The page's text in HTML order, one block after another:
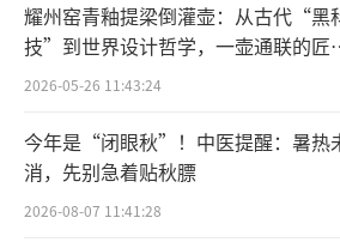
耀州窑青釉提梁倒灌壶：从古代“黑
技”到世界设计哲学，一壶通联的匠
宇宙
2026-05-26 11:43:24
今年是“闭眼秋”！中医提醒：暑热
消，先别急着贴秋膘
2026-08-07 11:41:28